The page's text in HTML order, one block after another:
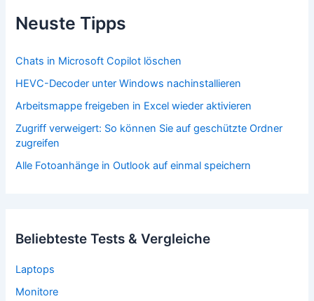
Neuste Tipps
Chats in Microsoft Copilot löschen
HEVC-Decoder unter Windows nachinstallieren
Arbeitsmappe freigeben in Excel wieder aktivieren
Zugriff verweigert: So können Sie auf geschützte Ordner
zugreifen
Alle Fotoanhänge in Outlook auf einmal speichern
Beliebteste Tests & Vergleiche
Laptops
Monitore